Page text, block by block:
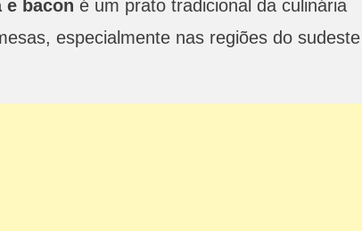
e bacon é um prato tradicional da culinária
especialmente nas regiões do sudeste